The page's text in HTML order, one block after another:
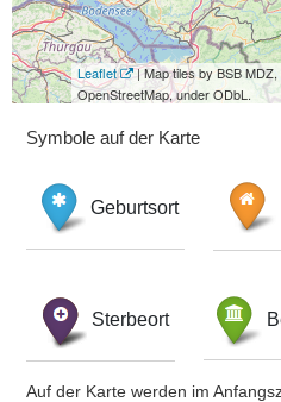
Leaflet
| Map tiles by BSB
OpenStreetMap, under ODbL.
Symbole auf der Karte
Geburtsort
Sterbeort
Auf der Karte werden im